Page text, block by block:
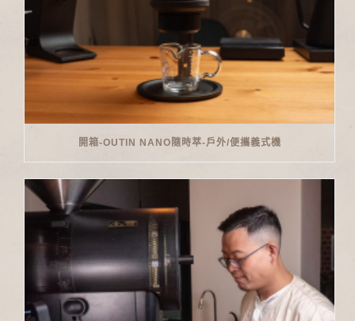
開箱-OUTIN NANO隨時萃-戶外/便攜義式機